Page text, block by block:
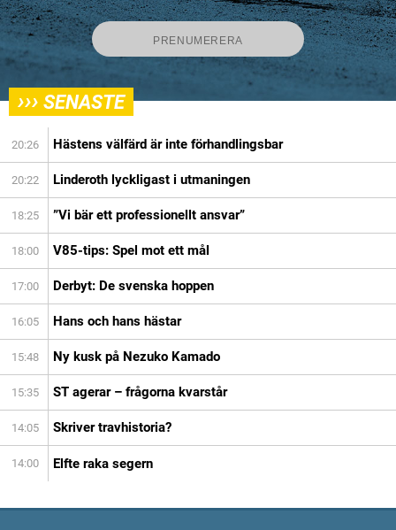
››› SENASTE
20:26 Hästens välfärd är inte förhandlingsbar
20:22 Linderoth lyckligast i utmaningen
18:25 ”Vi bär ett professionellt ansvar”
18:00 V85-tips: Spel mot ett mål
17:00 Derbyt: De svenska hoppen
16:05 Hans och hans hästar
15:48 Ny kusk på Nezuko Kamado
15:35 ST agerar – frågorna kvarstår
14:05 Skriver travhistoria?
14:00 Elfte raka segern